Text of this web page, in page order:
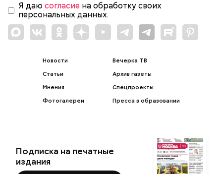
Я даю согласие на обработку своих
персональных данных.
Новости
Статьи
Мнения
Фотогалереи
Вечерка ТВ
Архив газеты
Спецпроекты
Пресса в образовании
Подписка на печатные
издания